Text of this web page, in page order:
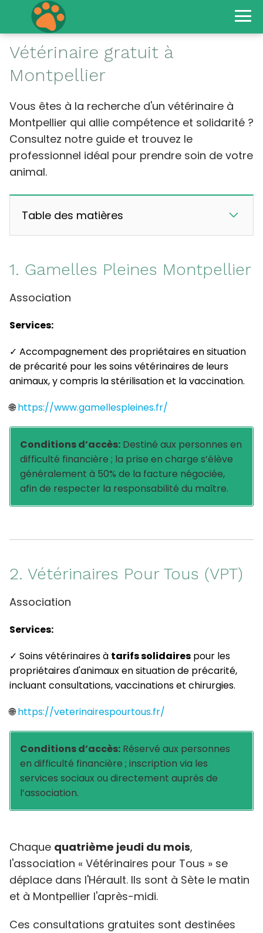
Vétérinaire gratuit à
Montpellier
Vous êtes à la recherche d'un vétérinaire à
Montpellier qui allie compétence et solidarité ?
Consultez notre guide et trouvez le
professionnel idéal pour prendre soin de votre
animal.
Table des matières
1. Gamelles Pleines Montpellier
Association
Services:
✓ Accompagnement des propriétaires en situation
de précarité pour les soins vétérinaires de leurs
animaux, y compris la stérilisation et la vaccination.
🌐https://www.gamellespleines.fr/
Conditions d’accès: Destiné aux personnes en
difficulté financière ; la prise en charge s’élève
généralement à 50% de la facture négociée,
afin de respecter la responsabilité du maître.
2. Vétérinaires Pour Tous (VPT)
Association
Services:
✓ Soins vétérinaires à tarifs solidaires pour les
propriétaires d'animaux en situation de précarité,
incluant consultations, vaccinations et chirurgies.
🌐https://veterinairespourtous.fr/
Conditions d’accès: Réservé aux personnes
en difficulté financière ; inscription via les
services sociaux ou directement auprès de
l’association.
Chaque quatrième jeudi du mois,
l'association « Vétérinaires pour Tous » se
déplace dans l'Hérault. Ils sont à Sète le matin
et à Montpellier l'après-midi.
Ces consultations gratuites sont destinées